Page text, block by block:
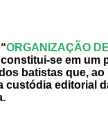
ORGANIZAÇÃO
se em um
batistas que,
custódia editorial